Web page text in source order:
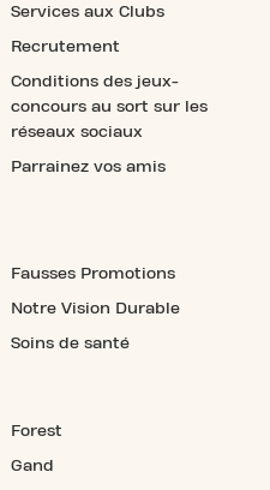
Services aux Clubs
Recrutement
Conditions des jeux-
concours au sort sur les
réseaux sociaux
Parrainez vos amis
Fausses Promotions
Notre Vision Durable
Soins de santé
Forest
Gand